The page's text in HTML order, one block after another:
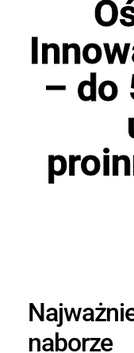
– do
naborze